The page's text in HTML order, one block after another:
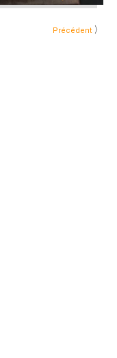
Précédent 〉